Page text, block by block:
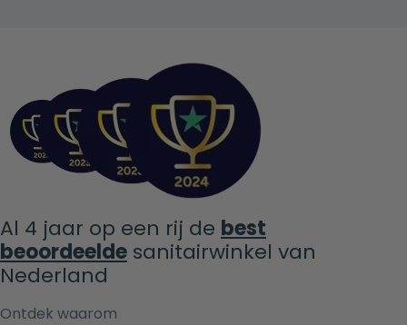
Al 4 jaar op een rij de best
beoordeelde sanitairwinkel van
Nederland
Ontdek waarom